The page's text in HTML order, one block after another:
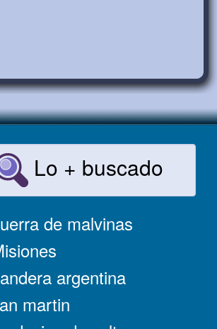
Lo + buscado
de malvinas
argentina
martin